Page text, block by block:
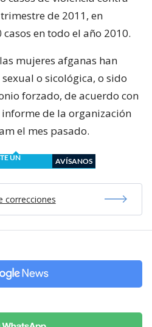
de 2011, en
en todo el año 2010.
mujeres afganas han
o sicológica, o sido
forzado, de acuerdo con
de la organización
el mes pasado.
UN
AVÍSANOS
correcciones